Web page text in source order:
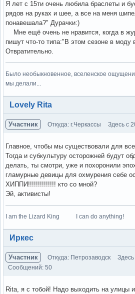
Я лет с 15ти очень любила браслеты и
рядов на руках и шее, а все на меня
понавешала?" Дурачки:)
Мне ещё очень не нравится, когда в
пишут что-то типа:"В этом сезоне в моду
Отвратительно.
Было необыкновенное, вселенское
мы делали...
Вне форума
Lovely Rita
Участник Откуда: г.Черкассы Здесь с
Главное, чтобы мы существовали для
Тогда и субкультуру осторожней будут
делать, ты смотри, уже и похоронили
гламурные девицы для охмурения себе
ХИППИ!!!!!!!!!!!!!! кто со мной?
Эй, активисты!
I am the Lizard King I can do anything!
Вне форума
Иркес
Участник Откуда: Петрозаводск
Сообщений: 50
Rita, я с тобой! Надо выходить на улицы